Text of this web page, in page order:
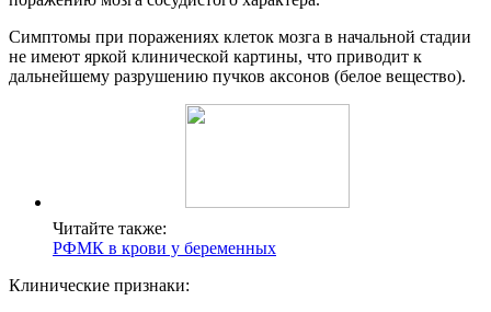
Симптомы при поражениях клеток мозга в начальной стадии
не имеют яркой клинической картины, что приводит к
дальнейшему разрушению пучков аксонов (белое вещество).
Читайте также:
РФМК в крови у беременных
Клинические признаки: